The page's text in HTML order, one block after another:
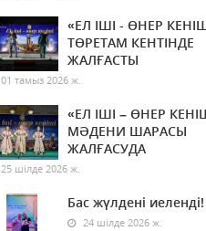
«ЕЛ ІШІ - ӨНЕР
ТӨРЕТАМ КЕНТІНДЕ
ЖАЛҒАСТЫ
01 тамыз 2026 ж.
«ЕЛ ІШІ – ӨНЕР
МӘДЕНИ ШАРАСЫ
ЖАЛҒАСУДА
25 шілде 2026 ж.
Бас жүлдені иеленді!
24 шілде 2026 ж.